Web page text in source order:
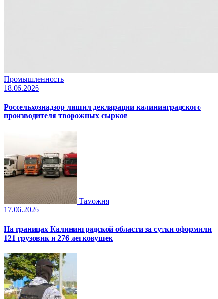
Промышленность
18.06.2026
Россельхознадзор лишил декларации калининградского
производителя творожных сырков
Таможня
17.06.2026
На границах Калининградской области за сутки оформили
121 грузовик и 276 легковушек